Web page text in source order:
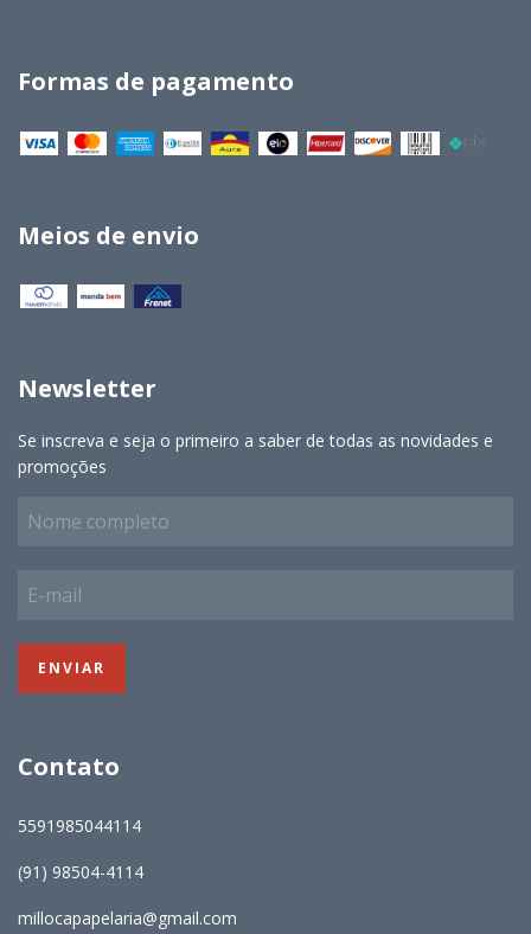
Formas de pagamento
Meios de envio
Newsletter
Se inscreva e seja o primeiro a saber de todas as novidades e
promoções
Contato
5591985044114
(91) 98504-4114
millocapapelaria@gmail.com